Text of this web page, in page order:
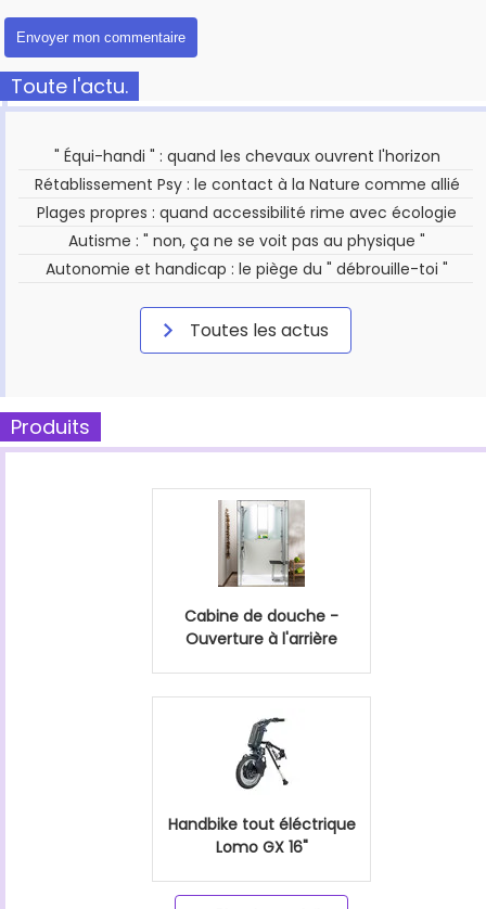
Toute l'actu.
" Équi-handi " : quand les chevaux ouvrent l'horizon
Rétablissement Psy : le contact à la Nature comme allié
Plages propres : quand accessibilité rime avec écologie
Autisme : " non, ça ne se voit pas au physique "
Autonomie et handicap : le piège du " débrouille-toi "
Toutes les actus
Produits
Cabine de douche -
Ouverture à l'arrière
Handbike tout éléctrique
Lomo GX 16"